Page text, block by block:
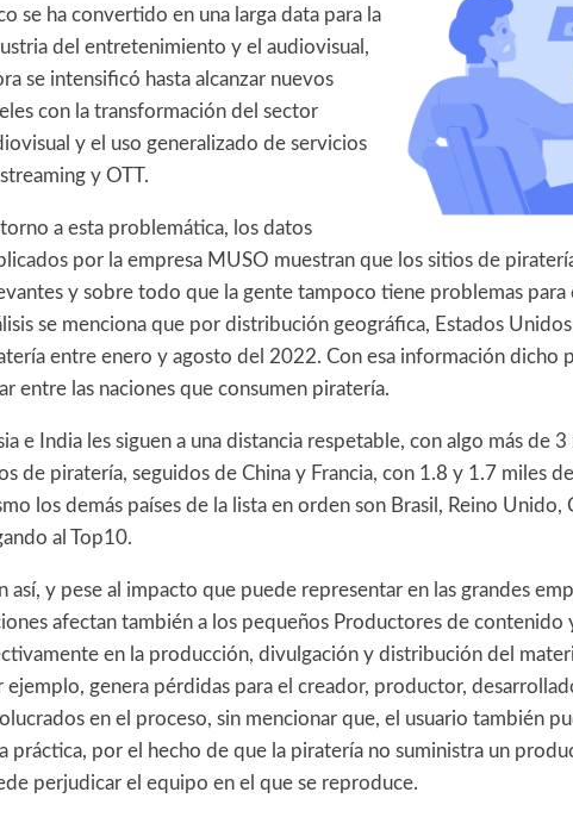
se ha convertido en una larga data para la
del entretenimiento y el audiovisual,
se intensificó hasta alcanzar nuevos
con la transformación del sector
y el uso generalizado de servicios
y OTT.
torno a esta problemática, los datos
por la empresa MUSO muestran que los sitios de
y sobre todo que la gente tampoco tiene problemas para
se menciona que por distribución geográfica, Estados
entre enero y agosto del 2022. Con esa información dicho
entre las naciones que consumen piratería.
e India les siguen a una distancia respetable, con algo más de
de piratería, seguidos de China y Francia, con 1.8 y 1.7 miles
los demás países de la lista en orden son Brasil, Reino Unido,
al Top10.
así, y pese al impacto que puede representar en las grandes
afectan también a los pequeños Productores de contenido
en la producción, divulgación y distribución del
ejemplo, genera pérdidas para el creador, productor,
en el proceso, sin mencionar que, el usuario también
práctica, por el hecho de que la piratería no suministra un
perjudicar el equipo en el que se reproduce.